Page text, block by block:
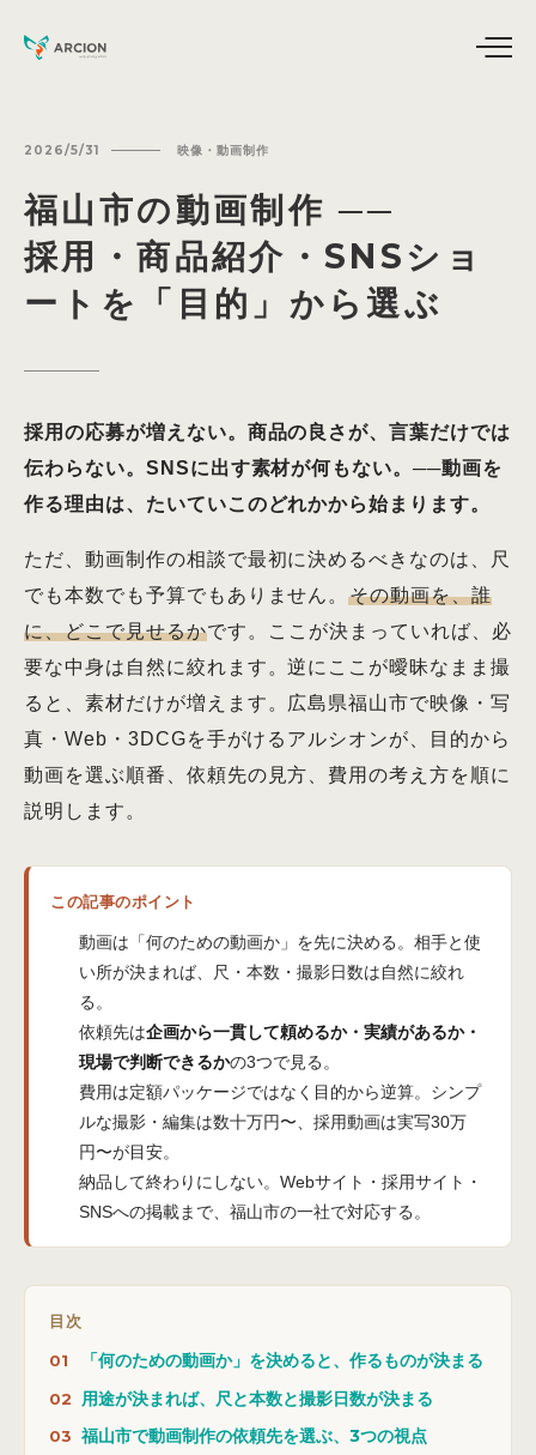
2026/5/31 映像・動画制作
福山市の動画制作 ──
採用・商品紹介・SNSショ
ートを「目的」から選ぶ
採用の応募が増えない。商品の良さが、言葉だけでは
伝わらない。SNSに出す素材が何もない。──動画を
作る理由は、たいていこのどれかから始まります。
ただ、動画制作の相談で最初に決めるべきなのは、尺
でも本数でも予算でもありません。その動画を、誰
に、どこで見せるかです。ここが決まっていれば、必
要な中身は自然に絞れます。逆にここが曖昧なまま撮
ると、素材だけが増えます。広島県福山市で映像・写
真・Web・3DCGを手がけるアルシオンが、目的から
動画を選ぶ順番、依頼先の見方、費用の考え方を順に
説明します。
この記事のポイント
動画は「何のための動画か」を先に決める。相手と使
い所が決まれば、尺・本数・撮影日数は自然に絞れ
る。
依頼先は企画から一貫して頼めるか・実績があるか・
現場で判断できるかの3つで見る。
費用は定額パッケージではなく目的から逆算。シンプ
ルな撮影・編集は数十万円〜、採用動画は実写30万
円〜が目安。
納品して終わりにしない。Webサイト・採用サイト・
SNSへの掲載まで、福山市の一社で対応する。
目次
「何のための動画か」を決めると、作るものが決まる
用途が決まれば、尺と本数と撮影日数が決まる
福山市で動画制作の依頼先を選ぶ、3つの視点